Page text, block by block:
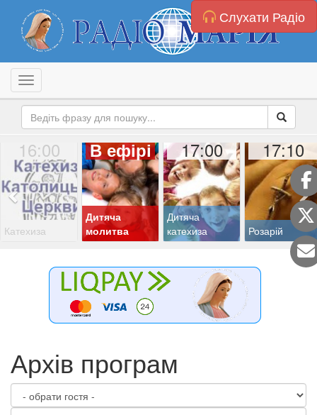
Слухати Радіо
Toggle navigation
16:00
Катехиза
В ефірі
Дитяча
молитва
17:00
Дитяча
катехиза
17:10
Розарій
Архів програм